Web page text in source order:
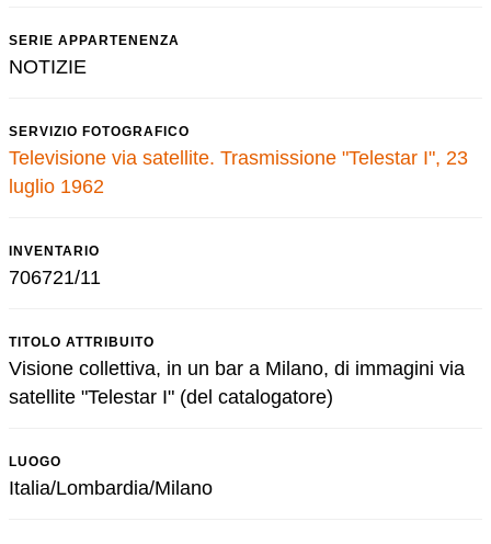
SERIE APPARTENENZA
NOTIZIE
SERVIZIO FOTOGRAFICO
Televisione via satellite. Trasmissione "Telestar I", 23
luglio 1962
INVENTARIO
706721/11
TITOLO ATTRIBUITO
Visione collettiva, in un bar a Milano, di immagini via
satellite "Telestar I" (del catalogatore)
LUOGO
Italia/Lombardia/Milano